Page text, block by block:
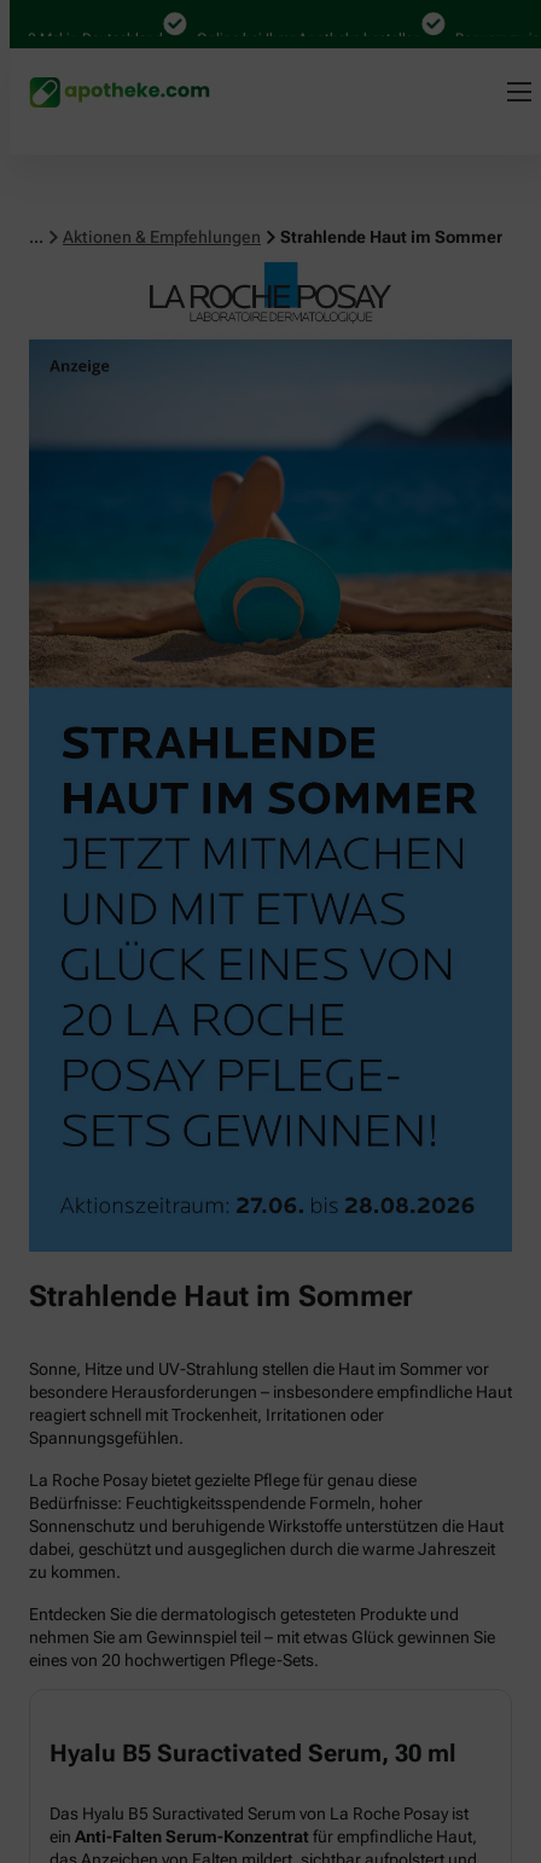
in Deutschland Online bei Ihrer Apotheke bestellen Bequem zwischen
... Aktionen & Empfehlungen Strahlende Haut im Sommer
Strahlende Haut im Sommer
Sonne, Hitze und UV-Strahlung stellen die Haut im Sommer vor
besondere Herausforderungen – insbesondere empfindliche Haut
reagiert schnell mit Trockenheit, Irritationen oder
Spannungsgefühlen.
La Roche Posay bietet gezielte Pflege für genau diese
Bedürfnisse: Feuchtigkeitsspendende Formeln, hoher
Sonnenschutz und beruhigende Wirkstoffe unterstützen die Haut
dabei, geschützt und ausgeglichen durch die warme Jahreszeit
zu kommen.
Entdecken Sie die dermatologisch getesteten Produkte und
nehmen Sie am Gewinnspiel teil – mit etwas Glück gewinnen Sie
eines von 20 hochwertigen Pflege-Sets.
Hyalu B5 Suractivated Serum, 30 ml
Das Hyalu B5 Suractivated Serum von La Roche Posay ist
ein Anti-Falten Serum-Konzentratfür empfindliche Haut,